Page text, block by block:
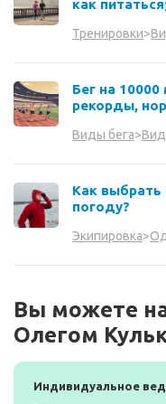
как
Тренировки>
Бег на 10000
рекорды,
Виды бега>
Как
погоду?
Экипировка>
Вы можете
Олегом
Индивидуальное